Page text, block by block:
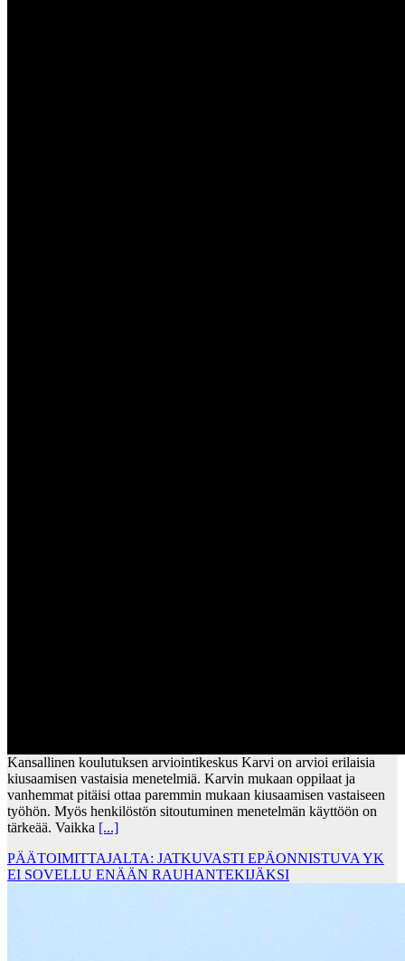
Kansallinen koulutuksen arviointikeskus Karvi on arvioi erilaisia
kiusaamisen vastaisia menetelmiä. Karvin mukaan oppilaat ja
vanhemmat pitäisi ottaa paremmin mukaan kiusaamisen vastaiseen
työhön. Myös henkilöstön sitoutuminen menetelmän käyttöön on
tärkeää. Vaikka [...]
PÄÄTOIMITTAJALTA: JATKUVASTI EPÄONNISTUVA YK
EI SOVELLU ENÄÄN RAUHANTEKIJÄKSI